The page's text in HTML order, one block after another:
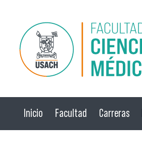
Pasar al contenido principal
Inicio Facultad Carreras